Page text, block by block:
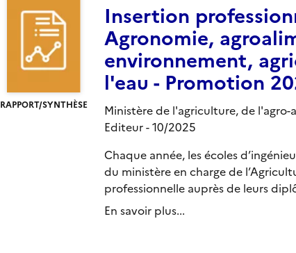
RAPPORT/SYNTHÈSE
Insertion
Agronomie,
environnement,
l'eau - Promotion
Ministère de l'agriculture, de
Editeur- 10/2025
Chaque année, les écoles
du ministère en charge de
professionnelle auprès de leurs
En savoir plus...